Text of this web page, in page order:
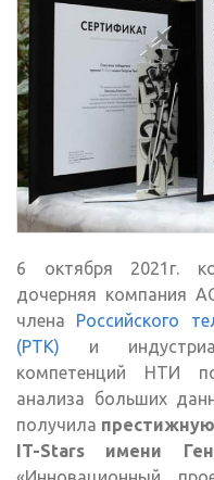
6 октября 2021г.
дочерняя компания
члена Российского
(РТК) и
компетенций НТИ
анализа больших
получила
IT-Stars имени